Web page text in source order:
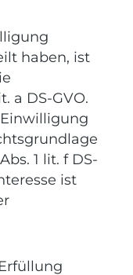
haben, ist
a DS-GVO.
1 lit. f DS-
ist